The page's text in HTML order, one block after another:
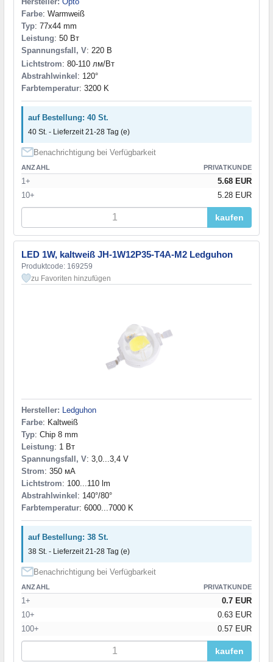
Farbe: Warmweiß
Typ: 77x44 mm
Leistung: 50 Вт
Spannungsfall, V: 220 В
Lichtstrom: 80-110 лм/Вт
Abstrahlwinkel : 120°
Farbtemperatur: 3200 K
auf Bestellung: 40 St.
40 St. - Lieferzeit 21-28 Tag (e)
Benachrichtigung bei Verfügbarkeit
ANZAHL PRIVATKUNDE
1+
5.68 EUR
10+
5.28 EUR
kaufen
LED 1W, kaltweiß JH-1W12P35-T4A-M2 Ledguhon
Produktcode: 169259
zu Favoriten hinzufügen
Hersteller: Ledguhon
Farbe: Kaltweiß
Typ: Chip 8 mm
Leistung: 1 Вт
Spannungsfall, V: 3,0...3,4 V
Strom: 350 мА
Lichtstrom: 100...110 lm
Abstrahlwinkel : 140°/80°
Farbtemperatur: 6000...7000 K
auf Bestellung: 38 St.
38 St. - Lieferzeit 21-28 Tag (e)
Benachrichtigung bei Verfügbarkeit
ANZAHL PRIVATKUNDE
1+
0.7 EUR
10+
0.63 EUR
100+
0.57 EUR
kaufen